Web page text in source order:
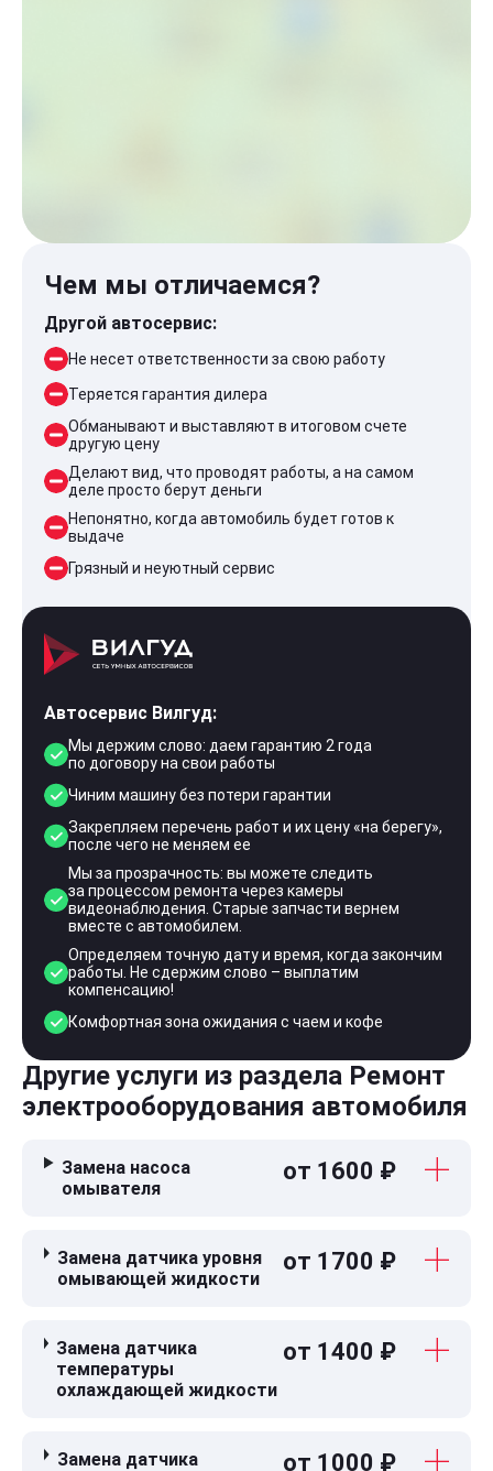
Чем мы отличаемся?
Другой автосервис:
Не несет ответственности за свою работу
Теряется гарантия дилера
Обманывают и выставляют в итоговом счете
другую цену
Делают вид, что проводят работы, а на самом
деле просто берут деньги
Непонятно, когда автомобиль будет готов к
выдаче
Грязный и неуютный сервис
Автосервис Вилгуд:
Мы держим слово: даем гарантию 2 года
по договору на свои работы
Чиним машину без потери гарантии
Закрепляем перечень работ и их цену «на берегу»,
после чего не меняем ее
Мы за прозрачность: вы можете следить
за процессом ремонта через камеры
видеонаблюдения. Старые запчасти вернем
вместе с автомобилем.
Определяем точную дату и время, когда закончим
работы. Не сдержим слово – выплатим
компенсацию!
Комфортная зона ожидания с чаем и кофе
Другие услуги из раздела Ремонт
электрооборудования автомобиля
Замена насоса
омывателя
от 1600 ₽
Замена датчика уровня
омывающей жидкости
от 1700 ₽
Замена датчика
температуры
охлаждающей жидкости
от 1400 ₽
Замена датчика
от 1000 ₽